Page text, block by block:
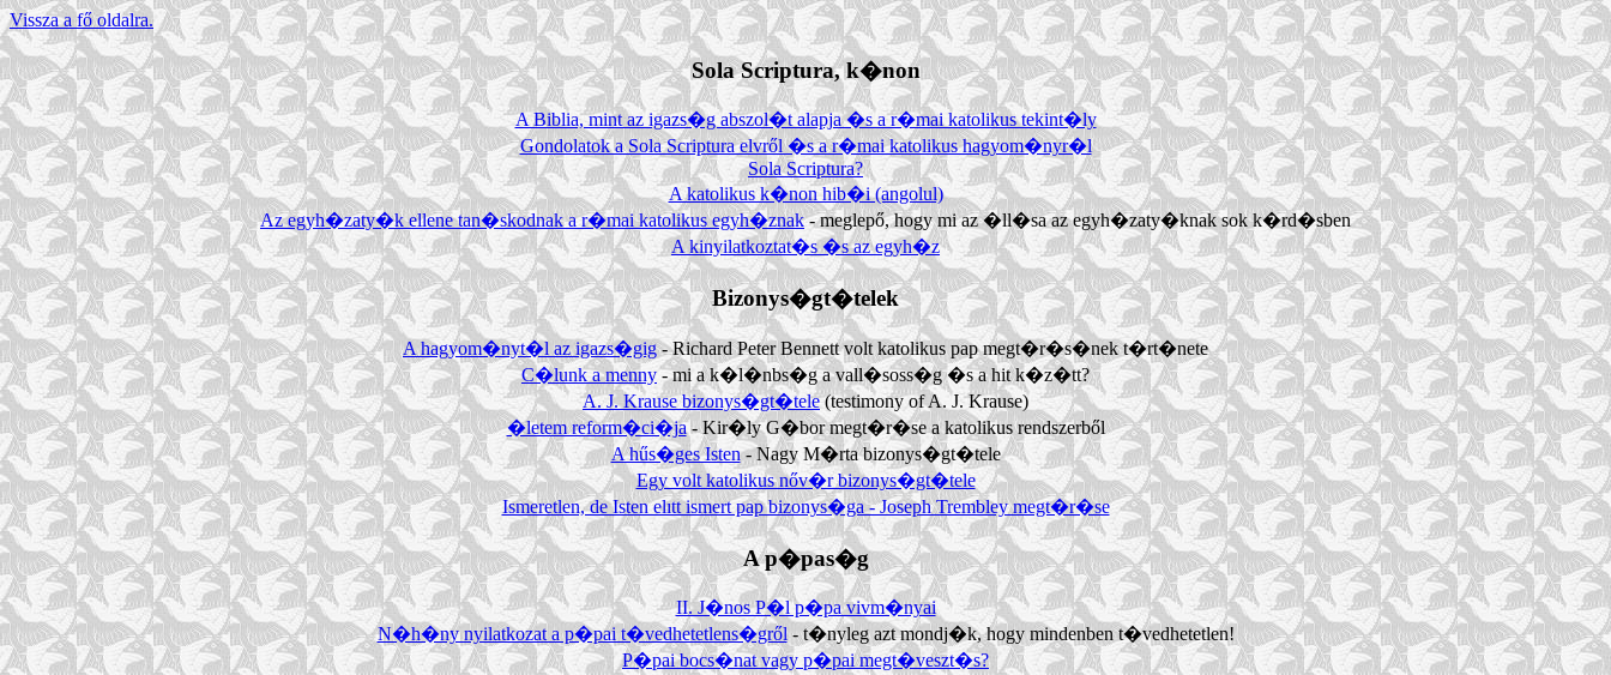
Vissza a fő oldalra.
Sola Scriptura, k�non
A Biblia, mint az igazs�g abszol�t alapja �s a r�mai katolikus tekint�ly
Gondolatok a Sola Scriptura elvről �s a r�mai katolikus hagyom�nyr�l
Sola Scriptura?
A katolikus k�non hib�i (angolul)
Az egyh�zaty�k ellene tan�skodnak a r�mai katolikus egyh�znak- meglepő, hogy mi az �ll�sa az egyh�zaty�knak sok k�rd�sben
A kinyilatkoztat�s �s az egyh�z
Bizonys�gt�telek
A hagyom�nyt�l az igazs�gig- Richard Peter Bennett volt katolikus pap megt�r�s�nek t�rt�nete
C�lunk a menny- mi a k�l�nbs�g a vall�soss�g �s a hit k�z�tt?
A. J. Krause bizonys�gt�tele(testimony of A. J. Krause)
�letem reform�ci�ja- Kir�ly G�bor megt�r�se a katolikus rendszerből
A hűs�ges Isten- Nagy M�rta bizonys�gt�tele
Egy volt katolikus nőv�r bizonys�gt�tele
Ismeretlen, de Isten elıtt ismert pap bizonys�ga - Joseph Trembley megt�r�se
A p�pas�g
II. J�nos P�l p�pa vivm�nyai
N�h�ny nyilatkozat a p�pai t�vedhetetlens�gről- t�nyleg azt mondj�k, hogy mindenben t�vedhetetlen!
P�pai bocs�nat vagy p�pai megt�veszt�s?